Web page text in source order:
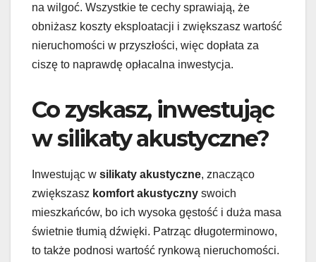
na wilgoć. Wszystkie te cechy sprawiają, że
obniżasz koszty eksploatacji i zwiększasz wartość
nieruchomości w przyszłości, więc dopłata za
ciszę to naprawdę opłacalna inwestycja.
Co zyskasz, inwestując
w silikaty akustyczne?
Inwestując w silikaty akustyczne, znacząco
zwiększasz komfort akustyczny swoich
mieszkańców, bo ich wysoka gęstość i duża masa
świetnie tłumią dźwięki. Patrząc długoterminowo,
to także podnosi wartość rynkową nieruchomości.